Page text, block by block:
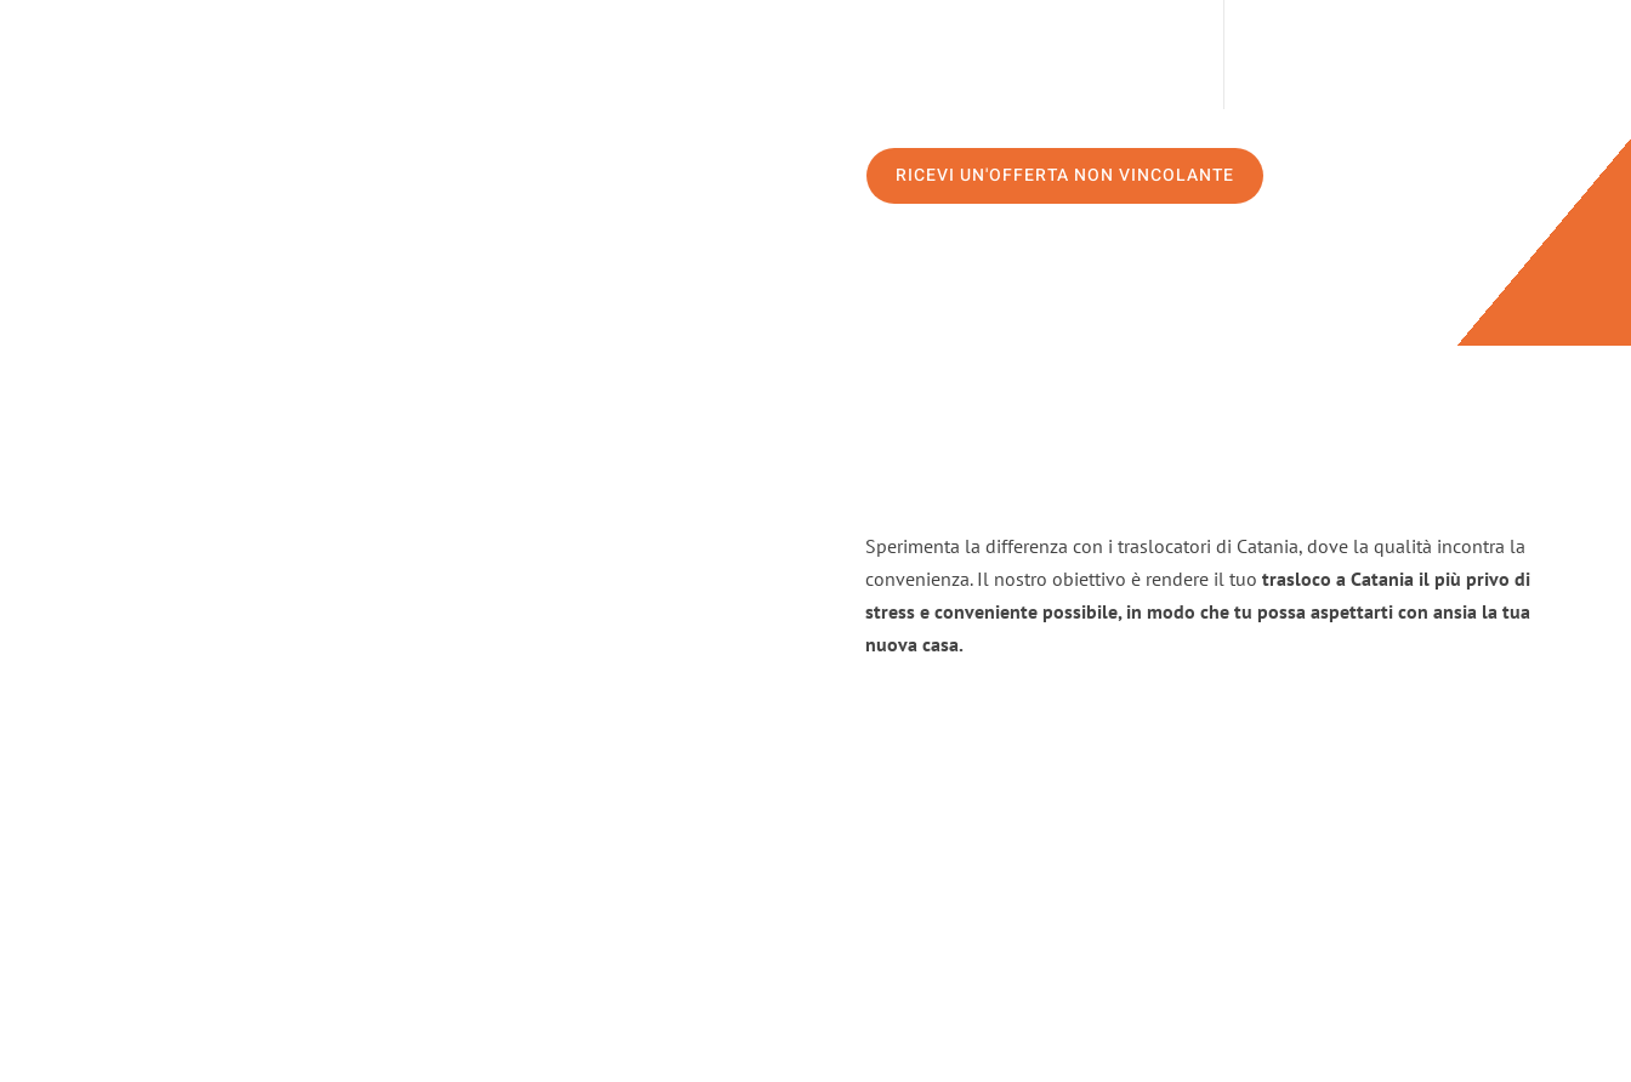
RICEVI UN'OFFERTA NON VINCOLANTE
Sperimenta la differenza con i traslocatori di Catania, dove la qualità incontra la
convenienza. Il nostro obiettivo è rendere il tuo trasloco a Catania il più privo di
stress e conveniente possibile, in modo che tu possa aspettarti con ansia la tua
nuova casa.